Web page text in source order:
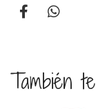
También